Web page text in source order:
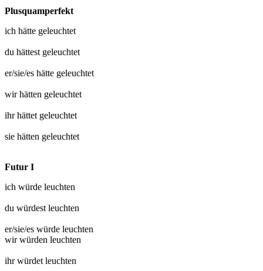
Plusquamperfekt
ich hätte geleuchtet
du hättest geleuchtet
er/sie/es hätte geleuchtet
wir hätten geleuchtet
ihr hättet geleuchtet
sie hätten geleuchtet
Futur I
ich würde leuchten
du würdestleuchten
er/sie/es würde leuchten
wir würden leuchten
ihr würdetleuchten